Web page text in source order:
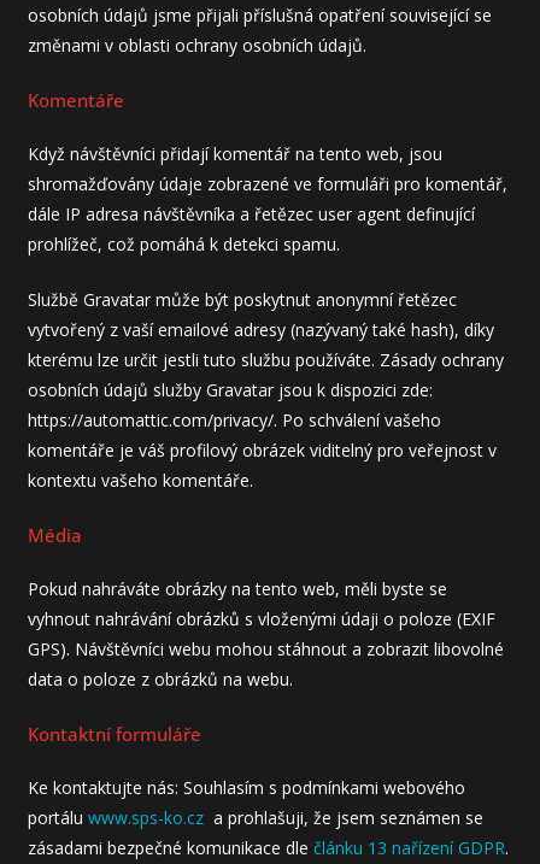
osobních údajů jsme přijali příslušná opatření související se
změnami v oblasti ochrany osobních údajů.
Komentáře
Když návštěvníci přidají komentář na tento web, jsou
shromažďovány údaje zobrazené ve formuláři pro komentář,
dále IP adresa návštěvníka a řetězec user agent definující
prohlížeč, což pomáhá k detekci spamu.
Službě Gravatar může být poskytnut anonymní řetězec
vytvořený z vaší emailové adresy (nazývaný také hash), díky
kterému lze určit jestli tuto službu používáte. Zásady ochrany
osobních údajů služby Gravatar jsou k dispozici zde:
https://automattic.com/privacy/. Po schválení vašeho
komentáře je váš profilový obrázek viditelný pro veřejnost v
kontextu vašeho komentáře.
Média
Pokud nahráváte obrázky na tento web, měli byste se
vyhnout nahrávání obrázků s vloženými údaji o poloze (EXIF
GPS). Návštěvníci webu mohou stáhnout a zobrazit libovolné
data o poloze z obrázků na webu.
Kontaktní formuláře
Ke kontaktujte nás: Souhlasím s podmínkami webového
portálu www.sps-ko.cza prohlašuji, že jsem seznámen se
zásadami bezpečné komunikace dle článku 13 nařízení GDPR.